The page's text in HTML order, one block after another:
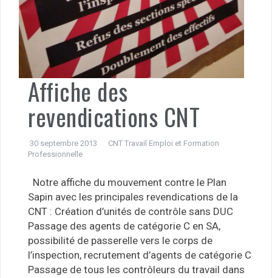
Affiche des
revendications CNT
30 septembre 2013
CNT Travail Emploi et Formation
Professionnelle
Notre affiche du mouvement contre le Plan
Sapin avec les principales revendications de la
CNT : Création d’unités de contrôle sans DUC
Passage des agents de catégorie C en SA,
possibilité de passerelle vers le corps de
l’inspection, recrutement d’agents de catégorie C
Passage de tous les contrôleurs du travail dans